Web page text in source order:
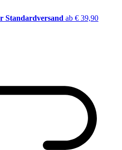
Standardversand ab € 39,90